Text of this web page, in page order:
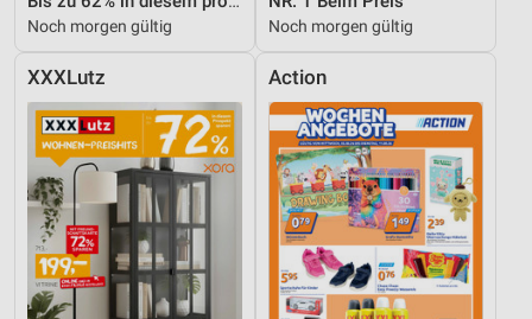
Noch morgen gültig Noch morgen gültig
XXXLutz Action